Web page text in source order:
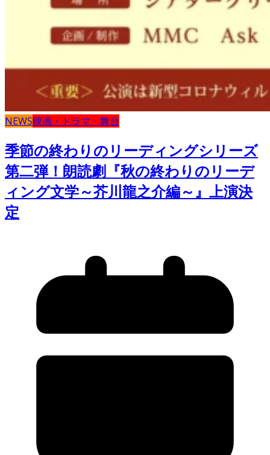
NEWS映画・ドラマ・舞台
季節の終わりのリーディングシリーズ
第二弾！朗読劇『秋の終わりのリーデ
ィング文学～芥川龍之介編～』上演決
定